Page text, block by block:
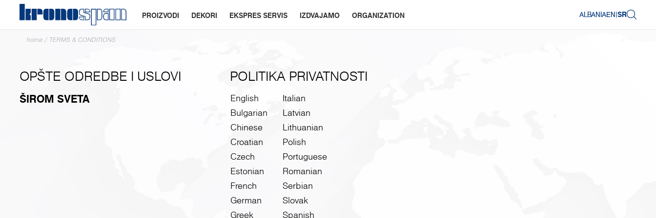
PROIZVODI DEKORI EKSPRES SERVIS IZDVAJAMO ORGANIZATION ALBANIAEN|SR
home / TERMS & CONDITIONS
OPŠTE ODREDBE I USLOVI
ŠIROM SVETA
POLITIKA PRIVATNOSTI
English
Bulgarian
Chinese
Croatian
Czech
Estonian
French
German
Greek
Italian
Latvian
Lithuanian
Polish
Portuguese
Romanian
Serbian
Slovak
Spanish